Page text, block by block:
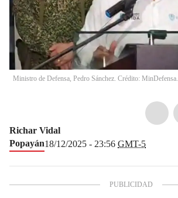
Ministro de Defensa, Pedro Sánchez. Crédito: MinDefensa.
Richar Vidal
Popayán18/12/2025 - 23:56 GMT-5